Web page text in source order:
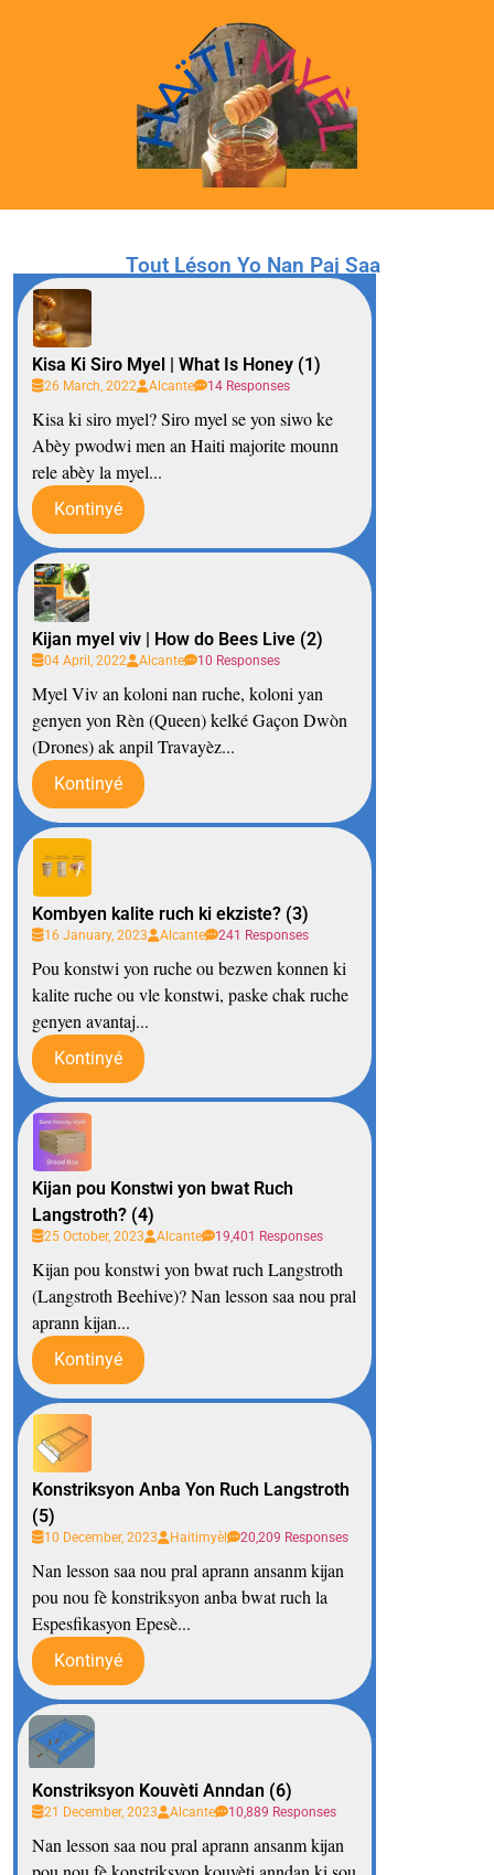
Tout Léson Yo Nan Paj Saa
Kisa Ki Siro Myel | What Is Honey (1)
26 March, 2022 Alcante 14 Responses
Kisa ki siro myel? Siro myel se yon siwo ke
Abèy pwodwi men an Haiti majorite mounn
rele abèy la myel...
Kontinyé
Kijan myel viv | How do Bees Live (2)
04 April, 2022 Alcante 10 Responses
Myel Viv an koloni nan ruche, koloni yan
genyen yon Rèn (Queen) kelké Gaçon Dwòn
(Drones) ak anpil Travayèz...
Kontinyé
Kombyen kalite ruch ki ekziste? (3)
16 January, 2023 Alcante 241 Responses
Pou konstwi yon ruche ou bezwen konnen ki
kalite ruche ou vle konstwi, paske chak ruche
genyen avantaj...
Kontinyé
Kijan pou Konstwi yon bwat Ruch
Langstroth? (4)
25 October, 2023 Alcante 19,401 Responses
Kijan pou konstwi yon bwat ruch Langstroth
(Langstroth Beehive)? Nan lesson saa nou pral
aprann kijan...
Kontinyé
Konstriksyon Anba Yon Ruch Langstroth
(5)
10 December, 2023 Haitimyèl 20,209 Responses
Nan lesson saa nou pral aprann ansanm kijan
pou nou fè konstriksyon anba bwat ruch la
Espesfikasyon Epesè...
Kontinyé
Konstriksyon Kouvèti Anndan (6)
21 December, 2023 Alcante 10,889 Responses
Nan lesson saa nou pral aprann ansanm kijan